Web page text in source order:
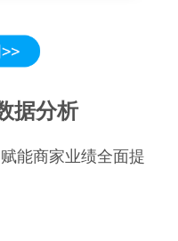
据分析
能商家业绩全面提